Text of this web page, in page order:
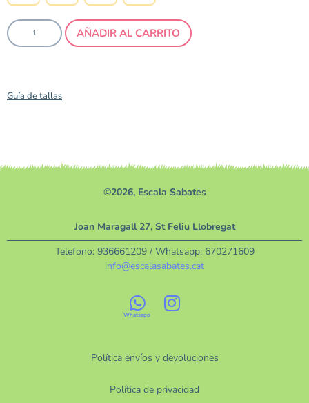
AÑADIR AL CARRITO
Guía de tallas
©2026, Escala Sabates
Política envíos y devoluciones
Política de privacidad
Joan Maragall 27, St Feliu Llobregat
Telefono: 936661209/ Whatsapp: 670271609
info@escalasabates.cat